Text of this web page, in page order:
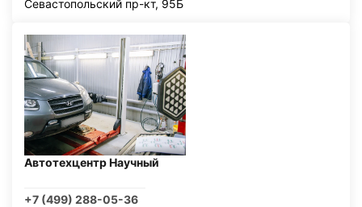
Севастопольский пр-кт, 95Б
Автотехцентр Научный
+7 (499) 288-05-36